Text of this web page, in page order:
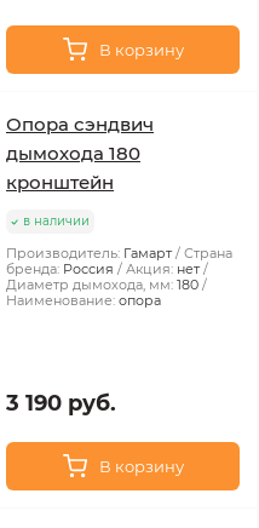
В корзину
Опора сэндвич
дымохода 180
кронштейн
в наличии
Производитель: Гамарт
Страна
бренда: Россия Акция: нет
Диаметр дымохода, мм: 180
Наименование: опора
3 190 руб.
В корзину